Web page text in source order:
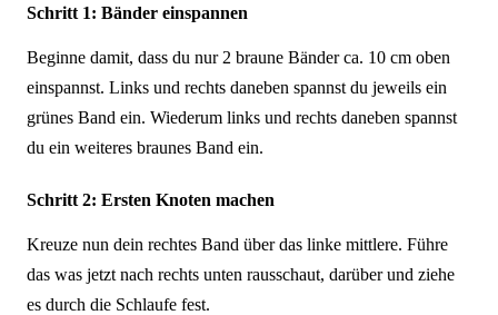
Schritt 1: Bänder einspannen
Beginne damit, dass du nur 2 braune Bänder ca. 10 cm oben
einspannst. Links und rechts daneben spannst du jeweils ein
grünes Band ein. Wiederum links und rechts daneben spannst
du ein weiteres braunes Band ein.
Schritt 2: Ersten Knoten machen
Kreuze nun dein rechtes Band über das linke mittlere. Führe
das was jetzt nach rechts unten rausschaut, darüber und ziehe
es durch die Schlaufe fest.